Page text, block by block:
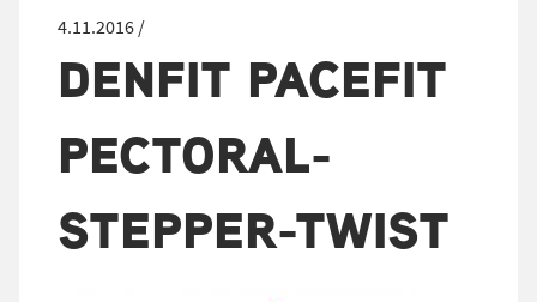
4.11.2016 /
DENFIT PACEFIT
PECTORAL-
STEPPER-TWIST